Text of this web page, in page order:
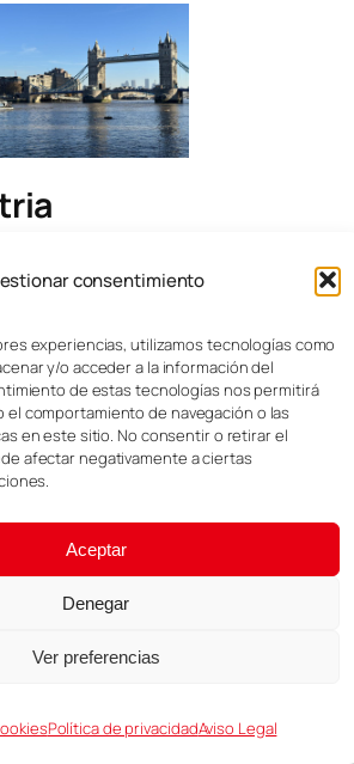
consentimiento
experiencias, utilizamos tecnologías como
y/o acceder a la información del
de estas tecnologías nos permitirá
el comportamiento de navegación o las
en este sitio. No consentir o retirar el
afectar negativamente a ciertas
Aceptar
Denegar
Ver preferencias
Política de privacidadAviso Legal
para Semana
elegantes, los
los museos y la historia
En nuestro caso, os
de Viena, una ciudad
muy bien para una
de varios días.
una ciudad preciosa,
Semana Santa. Tiene
y una oferta cultural